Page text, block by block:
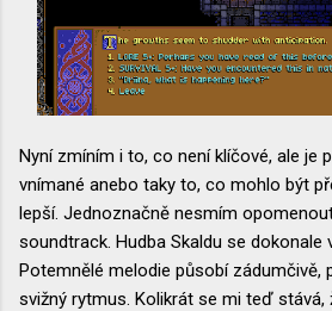
Nyní zmíním i to, co není klíčové, ale je
vnímané anebo taky to, co mohlo být
lepší. Jednoznačně nesmím
soundtrack. Hudba Skaldu se dokonale
Potemnělé melodie působí zádumčivě,
svižný rytmus. Kolikrát se mi teď stává,